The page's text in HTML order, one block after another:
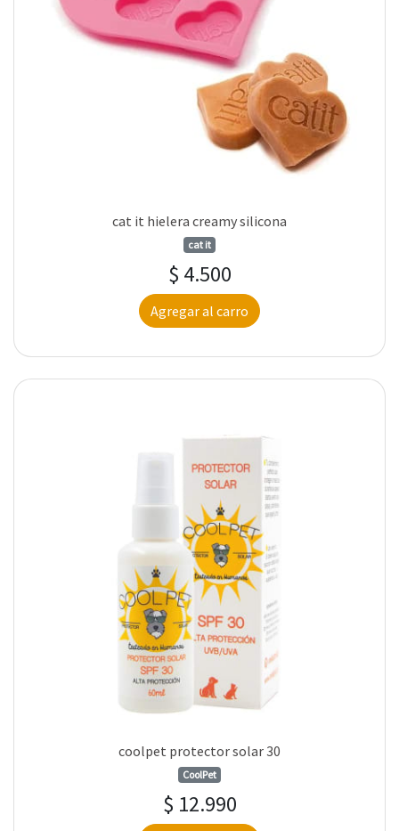
cat it hielera creamy silicona
cat it
$ 4.500
Agregar al carro
coolpet protector solar 30
CoolPet
$ 12.990